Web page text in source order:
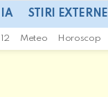
STIRI EXTERNE
Meteo Horoscop